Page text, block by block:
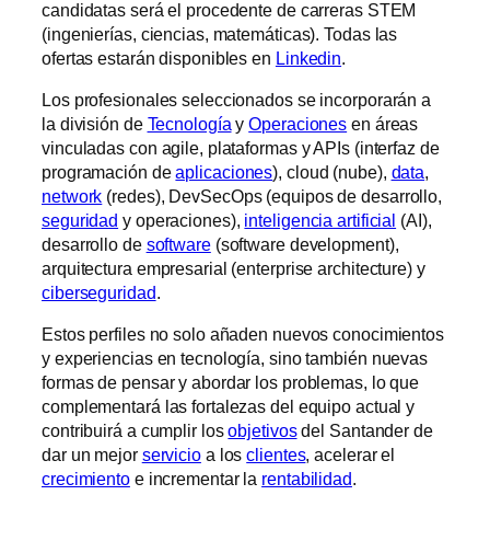
candidatas será el procedente de carreras STEM
(ingenierías, ciencias, matemáticas). Todas las
ofertas estarán disponibles en Linkedin.
Los profesionales seleccionados se incorporarán a
la división de Tecnología yOperaciones en áreas
vinculadas con agile, plataformas y APIs (interfaz de
programación deaplicaciones), cloud (nube), data,
network (redes), DevSecOps (equipos de desarrollo,
seguridad y operaciones), inteligencia artificial (AI),
desarrollo de software(software development),
arquitectura empresarial (enterprise architecture) y
ciberseguridad.
Estos perfiles no solo añaden nuevos conocimientos
y experiencias en tecnología, sino también nuevas
formas de pensar y abordar los problemas, lo que
complementará las fortalezas del equipo actual y
contribuirá a cumplir losobjetivosdel Santander de
dar un mejor servicioa losclientes, acelerar el
crecimientoe incrementar la rentabilidad.